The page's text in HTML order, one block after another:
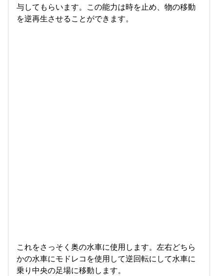
与してもらいます。この能力は時を止め、物の移動
を逆再生させることができます。
これをさっそく奥の水車に使用します。左右どちら
かの水車にモドレコを使用して逆回転にして水車に
乗り中央の足場に移動します。